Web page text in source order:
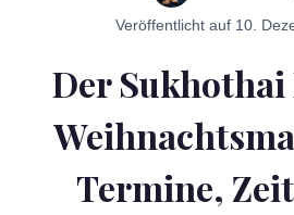
Veröffentlicht auf 10.
Der
Termine,